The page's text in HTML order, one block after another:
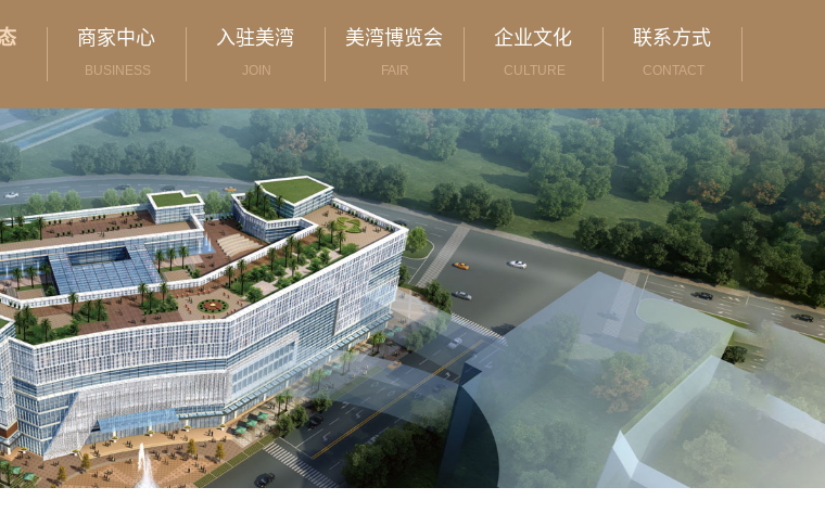
商家中心 入驻美湾 美湾博览会 企业文化 联系方式
BUSINESS JOIN FAIR CULTURE CONTACT